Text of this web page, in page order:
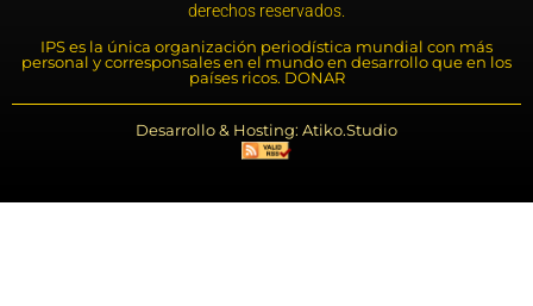
derechos reservados.
IPS es la única organización periodística mundial con más
personal y corresponsales en el mundo en desarrollo que en los
países ricos. DONAR
Desarrollo & Hosting: Atiko.Studio